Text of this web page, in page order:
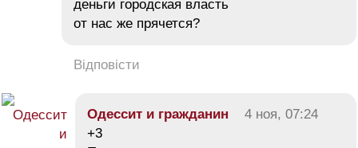
деньги городская власть
от нас же прячется?
Відповісти
Одессит и гражданин
4 ноя, 07:24
+3